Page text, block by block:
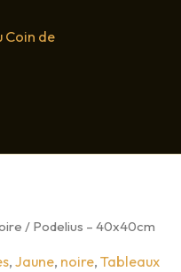
/ Podelius – 40x40cm
, Jaune, noire, Tableaux